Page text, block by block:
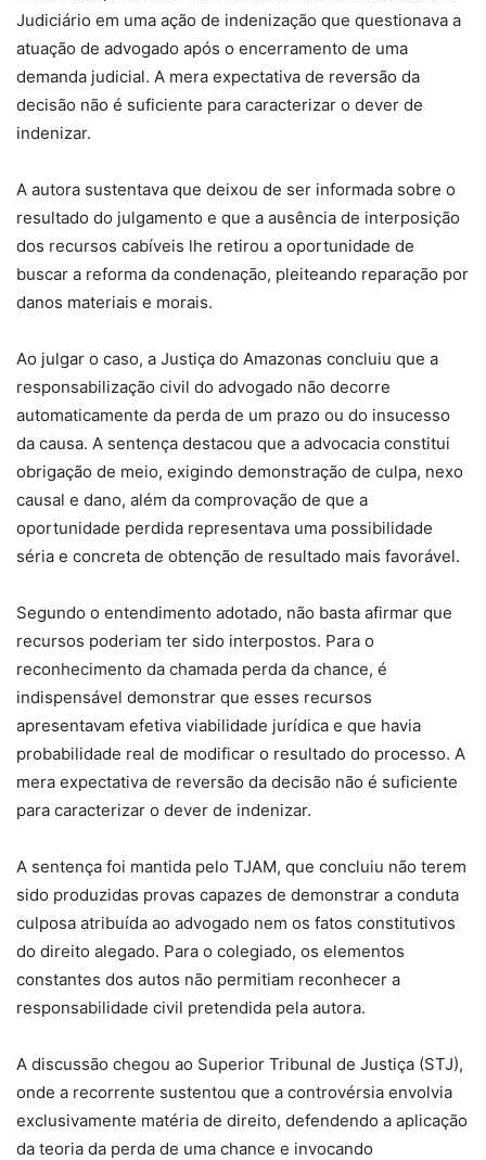
Judiciário em uma ação de indenização que questionava a
atuação de advogado após o encerramento de uma
demanda judicial. A mera expectativa de reversão da
decisão não é suficiente para caracterizar o dever de
indenizar.
A autora sustentava que deixou de ser informada sobre o
resultado do julgamento e que a ausência de interposição
dos recursos cabíveis lhe retirou a oportunidade de
buscar a reforma da condenação, pleiteando reparação por
danos materiais e morais.
Ao julgar o caso, a Justiça do Amazonas concluiu que a
responsabilização civil do advogado não decorre
automaticamente da perda de um prazo ou do insucesso
da causa. A sentença destacou que a advocacia constitui
obrigação de meio, exigindo demonstração de culpa, nexo
causal e dano, além da comprovação de que a
oportunidade perdida representava uma possibilidade
séria e concreta de obtenção de resultado mais favorável.
Segundo o entendimento adotado, não basta afirmar que
recursos poderiam ter sido interpostos. Para o
reconhecimento da chamada perda da chance, é
indispensável demonstrar que esses recursos
apresentavam efetiva viabilidade jurídica e que havia
probabilidade real de modificar o resultado do processo. A
mera expectativa de reversão da decisão não é suficiente
para caracterizar o dever de indenizar.
A sentença foi mantida pelo TJAM, que concluiu não terem
sido produzidas provas capazes de demonstrar a conduta
culposa atribuída ao advogado nem os fatos constitutivos
do direito alegado. Para o colegiado, os elementos
constantes dos autos não permitiam reconhecer a
responsabilidade civil pretendida pela autora.
A discussão chegou ao Superior Tribunal de Justiça (STJ),
onde a recorrente sustentou que a controvérsia envolvia
exclusivamente matéria de direito, defendendo a aplicação
da teoria da perda de uma chance e invocando